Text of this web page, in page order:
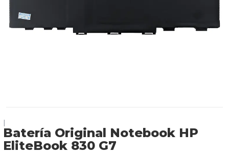
Batería Original Notebook HP
EliteBook 830 G7